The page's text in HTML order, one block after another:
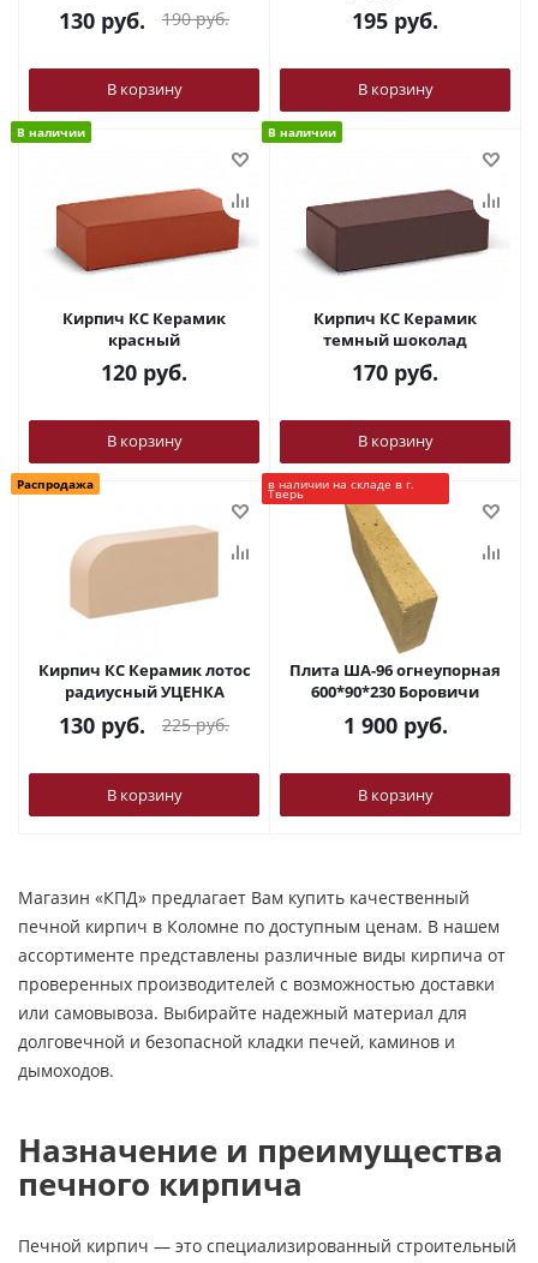
130 руб. 190руб.
В корзину
195 руб.
В корзину
В наличии
Кирпич КС Керамик
красный
120 руб.
В корзину
В наличии
Кирпич КС Керамик
темный шоколад
170 руб.
В корзину
Распродажа
Кирпич КС Керамик лотос
радиусный УЦЕНКА
130 руб. 225руб.
В корзину
в наличии на складе в г.
Тверь
Плита ША-96 огнеупорная
600*90*230 Боровичи
1 900руб.
В корзину
Магазин «КПД» предлагает Вам купить качественный
печной кирпич в Коломне по доступным ценам. В нашем
ассортименте представлены различные виды кирпича от
проверенных производителей с возможностью доставки
или самовывоза. Выбирайте надежный материал для
долговечной и безопасной кладки печей, каминов и
дымоходов.
Назначение и преимущества
печного кирпича
Печной кирпич — это специализированный строительный